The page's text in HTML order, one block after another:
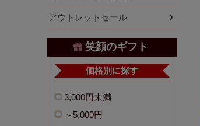
アウトレットセール
笑顔のギフト
価格別に探す
3,000円未満
～5,000円